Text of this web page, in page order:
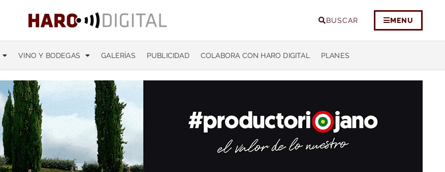
BUSCAR MENU
VINO Y BODEGAS GALERÍAS PUBLICIDAD COLABORA CON HARO DIGITAL PLANES